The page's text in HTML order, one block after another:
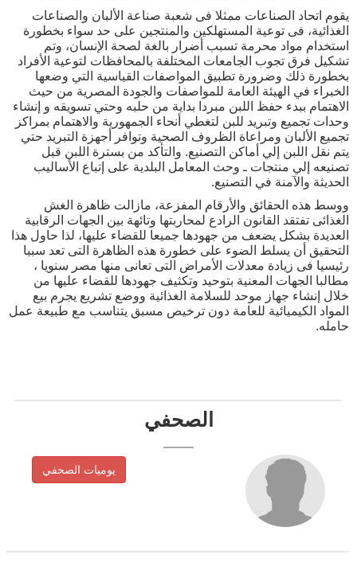
يقوم اتحاد الصناعات ممثلا فى شعبة صناعة الألبان والصناعات
الغذائية، فى توعية المستهلكين والمنتجين على حد سواء بخطورة
استخدام مواد محرمة تسبب أضرار بالغة لصحة الإنسان، وتم
تشكيل فرق تجوب الجامعات المختلفة بالمحافظات لتوعية الأفراد
بخطورة ذلك وضرورة تطبيق المواصفات القياسية التي وضعها
الخبراء في الهيئة العامة للمواصفات والجودة المصرية من حيث
الاهتمام ببدء حفظ اللبن مبردا بداية من حلبه وحتي تسويقه و إنشاء
وحدات تجميع وتبريد للبن لتغطي أنحاء الجمهورية والاهتمام بمراكز
تجميع الألبان ومراعاة الظروف الصحية وتوافر أجهزة التبريد حتي
يتم نقل اللبن إلي أماكن التصنيع. والتأكد من بسترة اللبن قبل
تصنيعه إلي منتجات ـ وحث المعامل البلدية على إتباع الأساليب
الحديثة والآمنة في التصنيع.
ووسط هذه الحقائق والأرقام المفزعة، مازالت ظاهرة الغش
الغذائى تفتقد القانون الرادع لمحاربتها وتائهة بين الجهات الرقابية
العديدة بشكل يضعف من جهودها جميعا للقضاء عليها، لذا حاول هذا
التحقيق أن يسلط الضوء على خطورة هذه الظاهرة التى تعد سببا
رئيسيا فى زيادة معدلات الأمراض التى تعانى منها مصر سنويا ،
مطالبا الجهات المعنية بتوحيد وتكثيف جهودها للقضاء عليها من
خلال إنشاء جهاز موحد للسلامة الغذائية ووضع تشريع يجرم بيع
المواد الكيميائية للعامة دون ترخيص مسبق يتناسب مع طبيعة عمل
حامله.
الصحفي
يوميات الصحفي